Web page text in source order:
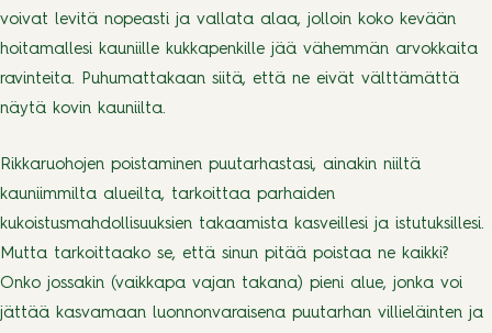
voivat levitä nopeasti ja vallata alaa, jolloin koko kevään
hoitamallesi kauniille kukkapenkille jää vähemmän arvokkaita
ravinteita. Puhumattakaan siitä, että ne eivät välttämättä
näytä kovin kauniilta.
Rikkaruohojen poistaminen puutarhastasi, ainakin niiltä
kauniimmilta alueilta, tarkoittaa parhaiden
kukoistusmahdollisuuksien takaamista kasveillesi ja istutuksillesi.
Mutta tarkoittaako se, että sinun pitää poistaa ne kaikki?
Onko jossakin (vaikkapa vajan takana) pieni alue, jonka voi
jättää kasvamaan luonnonvaraisena puutarhan villieläinten ja